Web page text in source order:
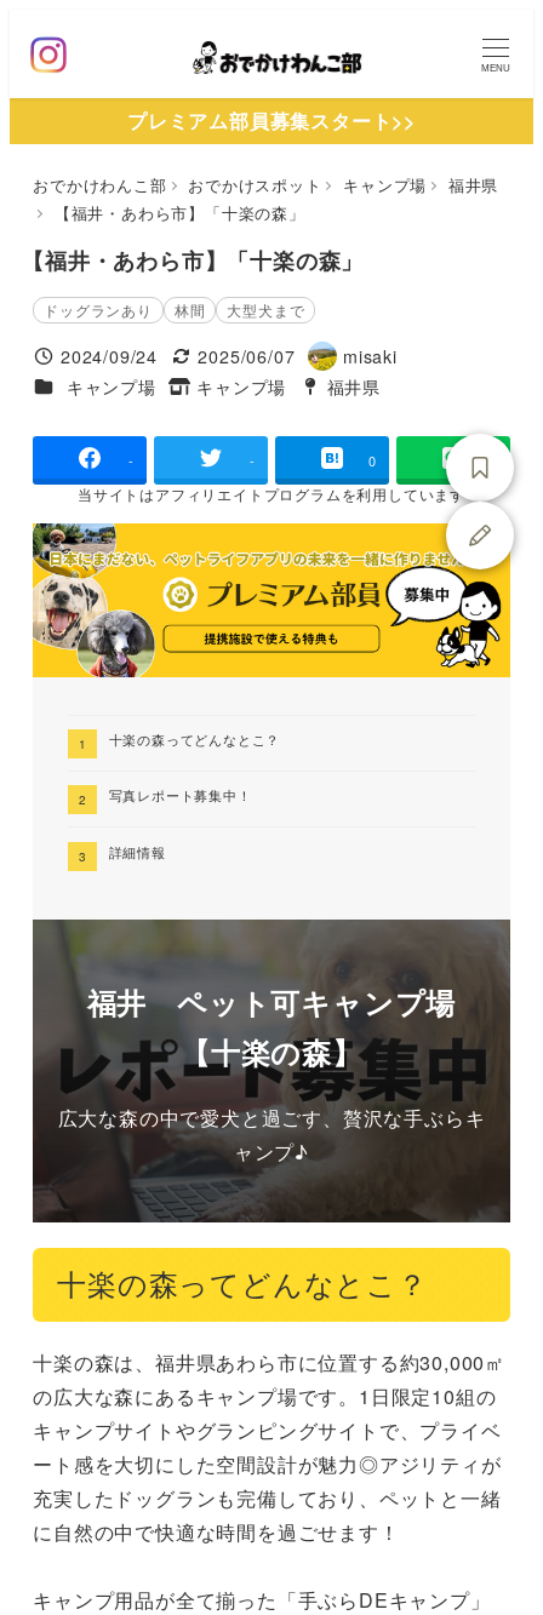
ン
MENU
プレミアム部員募集スタート>>
おでかけわんこ部 おでかけスポット キャンプ場
福井県
【福井・あわら市】「十楽の森」
【福井・あわら市】「十楽の森」
ドッグランあり 林間 大型犬まで
投稿日
2024/09/24
更新日
2025/06/07
著
者
misaki
施設ジャンル
キャンプ場
タグ
キャンプ場
タグ
福井県
- - 0
当サイトはアフィリエイトプログラムを利用しています
十楽の森ってどんなとこ？
写真レポート募集中！
詳細情報
福井 ペット可キャンプ場
【十楽の森】
広大な森の中で愛犬と過ごす、贅沢な手ぶらキ
ャンプ♪
十楽の森ってどんなとこ？
十楽の森は、福井県あわら市に位置する約30,000㎡
の広大な森にあるキャンプ場です。1日限定10組の
キャンプサイトやグランピングサイトで、プライベ
ート感を大切にした空間設計が魅力◎アジリティが
充実したドッグランも完備しており、ペットと一緒
に自然の中で快適な時間を過ごせます！
キャンプ用品が全て揃った「手ぶらDEキャンプ」